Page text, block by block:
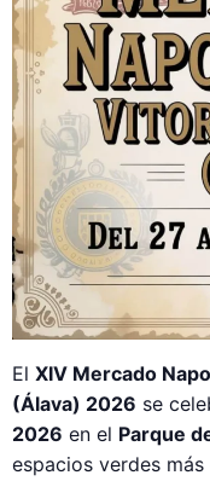
El XIV Mercado
(Álava) 2026 se
2026 en el Parque
espacios verdes